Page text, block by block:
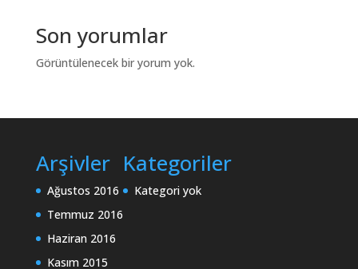
Son yorumlar
Görüntülenecek bir yorum yok.
Arşivler
Ağustos 2016
Temmuz 2016
Haziran 2016
Kasım 2015
Kategoriler
Kategori yok